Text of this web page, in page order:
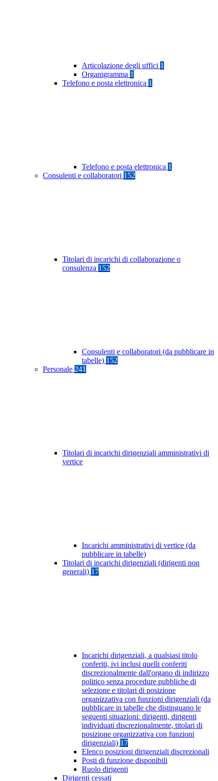
Articolazione degli uffici 1
Organigramma 1
Telefono e posta elettronica 1
Telefono e posta elettronica 1
Consulenti e collaboratori 152
Titolari di incarichi di collaborazione o
consulenza 152
Consulenti e collaboratori (da pubblicare in
tabelle) 152
Personale 241
Titolari di incarichi dirigenziali amministrativi di
vertice
Incarichi amministrativi di vertice (da
pubblicare in tabelle)
Titolari di incarichi dirigenziali (dirigenti non
generali) 17
Incarichi dirigenziali, a qualsiasi titolo
conferiti, ivi inclusi quelli conferiti
discrezionalmente dall'organo di indirizzo
politico senza procedure pubbliche di
selezione e titolari di posizione
organizzativa con funzioni dirigenziali (da
pubblicare in tabelle che distinguano le
seguenti situazioni: dirigenti, dirigenti
individuati discrezionalmente, titolari di
posizione organizzativa con funzioni
dirigenziali) 17
Elenco posizioni dirigenziali discrezionali
Posti di funzione disponibili
Ruolo dirigenti
Dirigenti cessati